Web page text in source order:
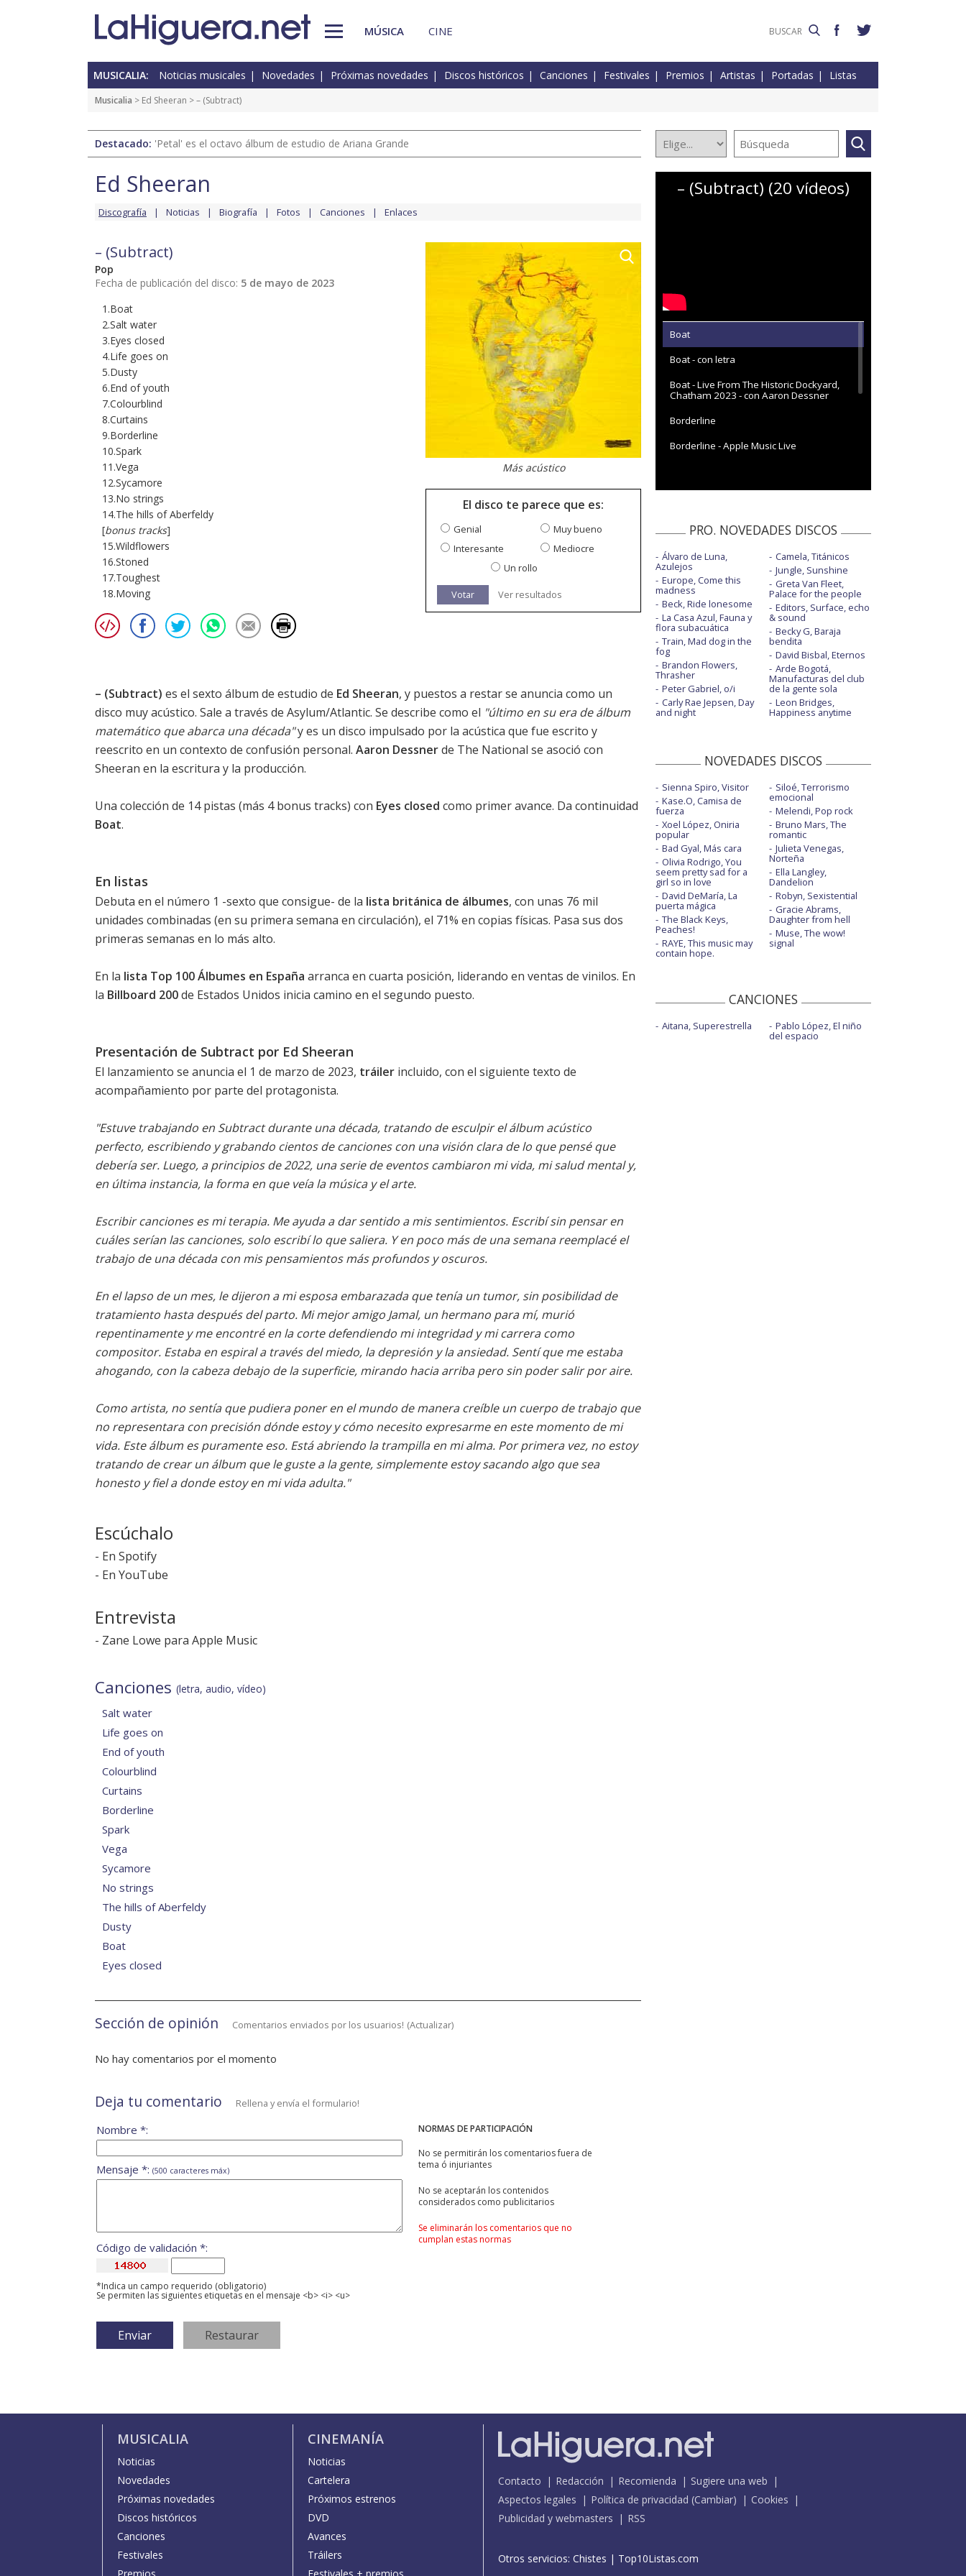
MÚSICA CINE
MUSICALIA: Noticias musicales Novedades Próximas novedades Discos históricos Canciones Festivales Premios Artistas Portadas Listas
Musicalia > Ed Sheeran > – (Subtract)
Destacado: 'Petal' es el octavo álbum de estudio de Ariana Grande
Ed Sheeran
Discografía Noticias Biografía Fotos Canciones Enlaces
– (Subtract)
Pop
Fecha de publicación del disco: 5 de mayo de 2023
1.Boat
2.Salt water
3.Eyes closed
4.Life goes on
5.Dusty
6.End of youth
7.Colourblind
8.Curtains
9.Borderline
10.Spark
11.Vega
12.Sycamore
13.No strings
14.The hills of Aberfeldy
[bonus tracks]
15.Wildflowers
16.Stoned
17.Toughest
18.Moving
Más acústico
El disco te parece que es:
Genial
Muy bueno
Interesante
Mediocre
Un rollo
Votar Ver resultados
– (Subtract) es el sexto álbum de estudio de Ed Sheeran, y puestos a restar se anuncia como un
disco muy acústico. Sale a través de Asylum/Atlantic. Se describe como el "último en su era de álbum
matemático que abarca una década"y es un disco impulsado por la acústica que fue escrito y
reescrito en un contexto de confusión personal. Aaron Dessnerde The National se asoció con
Sheeran en la escritura y la producción.
Una colección de 14 pistas (más 4 bonus tracks) con Eyes closed como primer avance. Da continuidad
Boat.
En listas
Debuta en el número 1 -sexto que consigue- de la lista británica de álbumes, con unas 76 mil
unidades combinadas (en su primera semana en circulación), el 71% en copias físicas. Pasa sus dos
primeras semanas en lo más alto.
En la lista Top 100 Álbumes en España arranca en cuarta posición, liderando en ventas de vinilos. En
la Billboard 200de Estados Unidos inicia camino en el segundo puesto.
Presentación de Subtract por Ed Sheeran
El lanzamiento se anuncia el 1 de marzo de 2023, tráiler incluido, con el siguiente texto de
acompañamiento por parte del protagonista.
"Estuve trabajando en Subtract durante una década, tratando de esculpir el álbum acústico
perfecto, escribiendo y grabando cientos de canciones con una visión clara de lo que pensé que
debería ser. Luego, a principios de 2022, una serie de eventos cambiaron mi vida, mi salud mental y,
en última instancia, la forma en que veía la música y el arte.
Escribir canciones es mi terapia. Me ayuda a dar sentido a mis sentimientos. Escribí sin pensar en
cuáles serían las canciones, solo escribí lo que saliera. Y en poco más de una semana reemplacé el
trabajo de una década con mis pensamientos más profundos y oscuros.
En el lapso de un mes, le dijeron a mi esposa embarazada que tenía un tumor, sin posibilidad de
tratamiento hasta después del parto. Mi mejor amigo Jamal, un hermano para mí, murió
repentinamente y me encontré en la corte defendiendo mi integridad y mi carrera como
compositor. Estaba en espiral a través del miedo, la depresión y la ansiedad. Sentí que me estaba
ahogando, con la cabeza debajo de la superficie, mirando hacia arriba pero sin poder salir por aire.
Como artista, no sentía que pudiera poner en el mundo de manera creíble un cuerpo de trabajo que
no representara con precisión dónde estoy y cómo necesito expresarme en este momento de mi
vida. Este álbum es puramente eso. Está abriendo la trampilla en mi alma. Por primera vez, no estoy
tratando de crear un álbum que le guste a la gente, simplemente estoy sacando algo que sea
honesto y fiel a donde estoy en mi vida adulta."
Escúchalo
- En Spotify
- En YouTube
Entrevista
- Zane Lowe para Apple Music
Canciones (letra, audio, vídeo)
Salt water
Life goes on
End of youth
Colourblind
Curtains
Borderline
Spark
Vega
Sycamore
No strings
The hills of Aberfeldy
Dusty
Boat
Eyes closed
Sección de opinión Comentarios enviados por los usuarios! (Actualizar)
No hay comentarios por el momento
Deja tu comentario Rellena y envía el formulario!
NORMAS DE PARTICIPACIÓN
No se permitirán los comentarios fuera de
tema ó injuriantes
No se aceptarán los contenidos
considerados como publicitarios
Se eliminarán los comentarios que no
cumplan estas normas
Nombre *:
Mensaje *: (500 caracteres máx)
Código de validación *:
*Indica un campo requerido (obligatorio)
Se permiten las siguientes etiquetas en el mensaje <b> <i> <u>
– (Subtract) (20 vídeos)
Boat
Boat - con letra
Boat - Live From The Historic Dockyard,
Chatham 2023 - con Aaron Dessner
Borderline
Borderline - Apple Music Live
Eyes closed
Eyes closed - acústico en Kings Theatre,
Nueva York
Eyes closed - con letra
Eyes closed - Piano and Strings Version -
Live con Aaron Dessner
Life goes on
No strings
Spark
Sycamore
The hills of Aberfeldy
Vega
PRO. NOVEDADES DISCOS
Álvaro de Luna,
Azulejos
Europe, Come this
madness
Beck, Ride lonesome
La Casa Azul, Fauna y
flora subacuática
Train, Mad dog in the
fog
Brandon Flowers,
Thrasher
Peter Gabriel, o/i
Carly Rae Jepsen, Day
and night
Camela, Titánicos
Jungle, Sunshine
Greta Van Fleet,
Palace for the people
Editors, Surface, echo
& sound
Becky G, Baraja
bendita
David Bisbal, Eternos
Arde Bogotá,
Manufacturas del club
de la gente sola
Leon Bridges,
Happiness anytime
NOVEDADES DISCOS
Sienna Spiro, Visitor
Kase.O, Camisa de
fuerza
Xoel López, Oniria
popular
Bad Gyal, Más cara
Olivia Rodrigo, You
seem pretty sad for a
girl so in love
David DeMaría, La
puerta mágica
The Black Keys,
Peaches!
RAYE, This music may
contain hope.
Siloé, Terrorismo
emocional
Melendi, Pop rock
Bruno Mars, The
romantic
Julieta Venegas,
Norteña
Ella Langley,
Dandelion
Robyn, Sexistential
Gracie Abrams,
Daughter from hell
Muse, The wow!
signal
CANCIONES
Aitana, Superestrella Pablo López, El niño
del espacio
MUSICALIA
Noticias
Novedades
Próximas novedades
Discos históricos
Canciones
Festivales
CINEMANÍA
Noticias
Cartelera
Próximos estrenos
DVD
Avances
Tráilers
Contacto Redacción Recomienda
Sugiere una web
Aspectos legales
Política de privacidad (Cambiar)
Cookies
Publicidad y webmasters
RSS
Otros servicios: Chistes | Top10Listas.com